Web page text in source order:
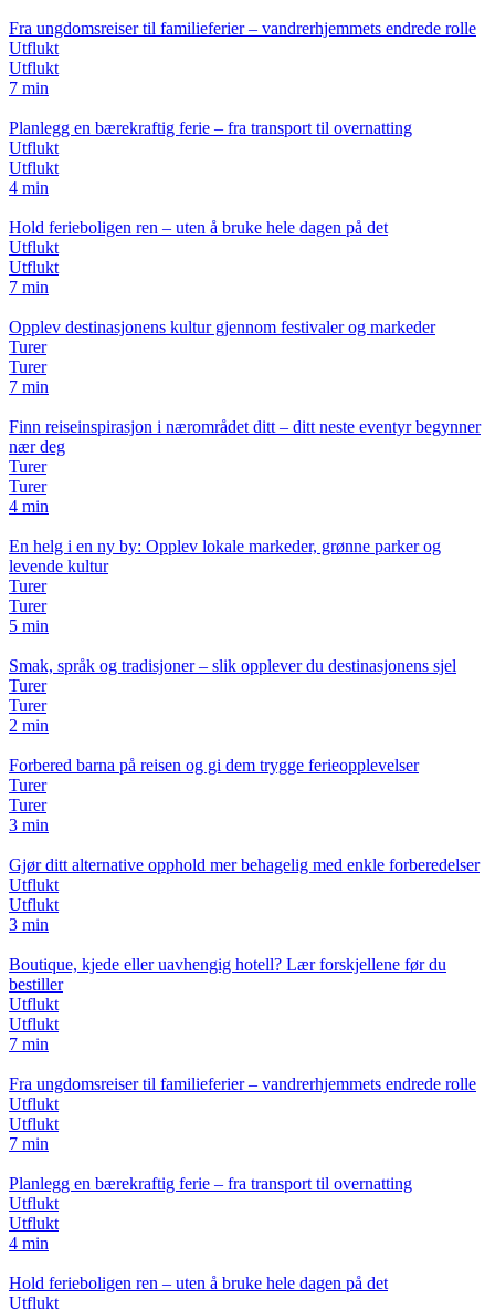
Fra ungdomsreiser til familieferier – vandrerhjemmets endrede rolle
Utflukt
Utflukt
7 min
Planlegg en bærekraftig ferie – fra transport til overnatting
Utflukt
Utflukt
4 min
Hold ferieboligen ren – uten å bruke hele dagen på det
Utflukt
Utflukt
7 min
Opplev destinasjonens kultur gjennom festivaler og markeder
Turer
Turer
7 min
Finn reiseinspirasjon i nærområdet ditt – ditt neste eventyr begynner
nær deg
Turer
Turer
4 min
En helg i en ny by: Opplev lokale markeder, grønne parker og
levende kultur
Turer
Turer
5 min
Smak, språk og tradisjoner – slik opplever du destinasjonens sjel
Turer
Turer
2 min
Forbered barna på reisen og gi dem trygge ferieopplevelser
Turer
Turer
3 min
Gjør ditt alternative opphold mer behagelig med enkle forberedelser
Utflukt
Utflukt
3 min
Boutique, kjede eller uavhengig hotell? Lær forskjellene før du
bestiller
Utflukt
Utflukt
7 min
Fra ungdomsreiser til familieferier – vandrerhjemmets endrede rolle
Utflukt
Utflukt
7 min
Planlegg en bærekraftig ferie – fra transport til overnatting
Utflukt
Utflukt
4 min
Hold ferieboligen ren – uten å bruke hele dagen på det
Utflukt